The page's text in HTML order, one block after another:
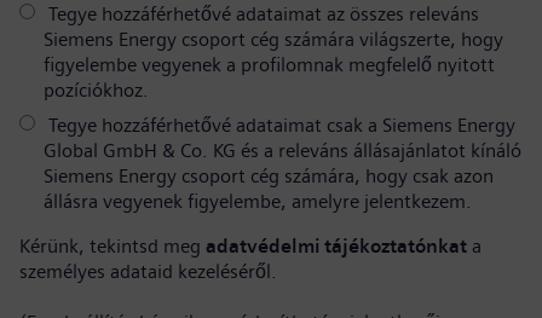
Tegye hozzáférhetővé adataimat az összes releváns
Siemens Energy csoport cég számára világszerte, hogy
figyelembe vegyenek a profilomnak megfelelő nyitott
pozíciókhoz.
Tegye hozzáférhetővé adataimat csak a Siemens Energy
Global GmbH & Co. KG és a releváns állásajánlatot kínáló
Siemens Energy csoport cég számára, hogy csak azon
állásra vegyenek figyelembe, amelyre jelentkezem.
Kérünk, tekintsd meg adatvédelmi tájékoztatónkat a
személyes adataid kezeléséről.